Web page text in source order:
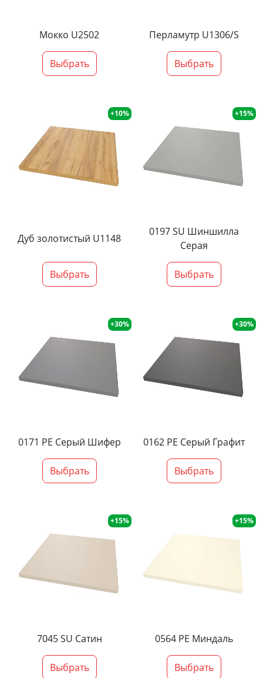
Мокко U2502
Выбрать
Перламутр U1306/S
Выбрать
+10%
Дуб золотистый U1148
Выбрать
+15%
0197 SU Шиншилла
Серая
Выбрать
+30%
0171 PE Серый Шифер
Выбрать
+30%
0162 PE Серый Графит
Выбрать
+15%
7045 SU Сатин
Выбрать
+15%
0564 PE Миндаль
Выбрать